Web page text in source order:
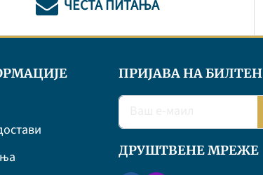
ЧЕСТА ПИТАЊА
ПРИЈАВА НА БИЛТЕН
ДРУШТВЕНЕ МРЕЖЕ